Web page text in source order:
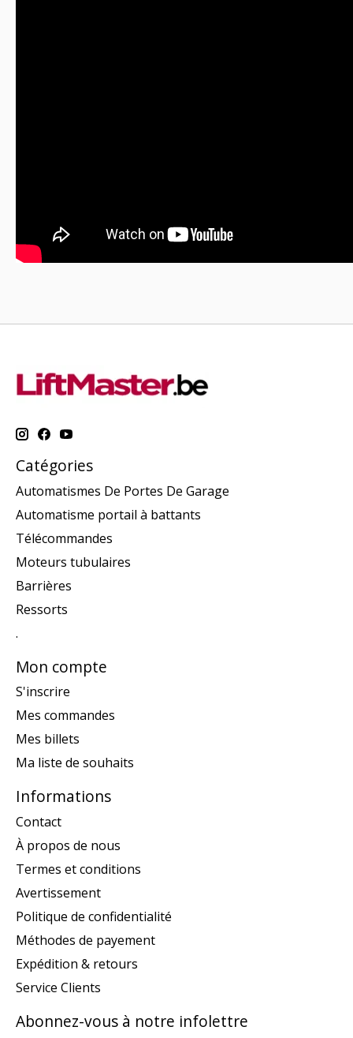
Catégories
Automatismes De Portes De Garage
Automatisme portail à battants
Télécommandes
Moteurs tubulaires
Barrières
Ressorts
.
Mon compte
S'inscrire
Mes commandes
Mes billets
Ma liste de souhaits
Informations
Contact
À propos de nous
Termes et conditions
Avertissement
Politique de confidentialité
Méthodes de payement
Expédition & retours
Service Clients
Abonnez-vous à notre infolettre